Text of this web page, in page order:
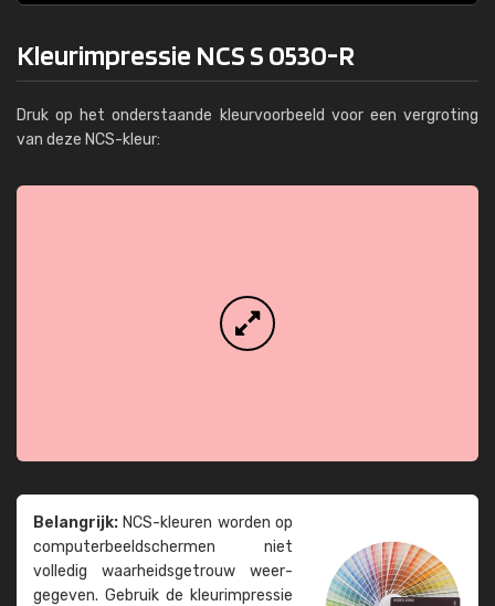
Kleurimpressie NCS S 0530-R
Druk op het onderstaande kleurvoorbeeld voor een vergroting
van deze NCS-kleur:
Belangrijk: NCS-kleuren worden op
computer­beeld­schermen niet
volledig waarheids­­getrouw weer­
gegeven. Gebruik de kleur­impressie